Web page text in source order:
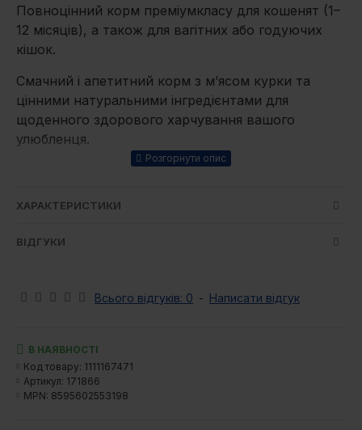
Повноцінний корм преміумкласу для кошенят (1–
12 місяців), а також для вагітних або годуючих
кішок.
Смачний і апетитний корм з м’ясом курки та
цінними натуральними інгредієнтами для
щоденного здорового харчування вашого
улюбленця.
Особливості корму:
Для сильному імунітету з перших днів життя
фундаментом здорового і тривалого життя
клітковини
антиоксидантами
З пребіотиками для делікатного та
здорового травлення та для відмінного
ХАРАКТЕРИСТИКИ
ВІДГУКИ
Всього відгуків: 0 - Написати відгук
В НАЯВНОСТІ
Код товару: 1111167471
Артикул: 171866
MPN: 8595602553198